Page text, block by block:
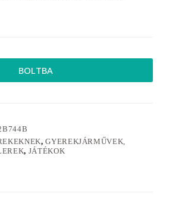
BOLTBA
,GYEREKJÁRMŰVEK,
, JÁTÉKOK